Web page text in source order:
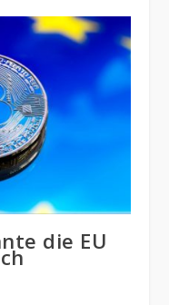
die EU